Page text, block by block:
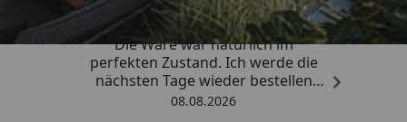
„Hervorragend schnelle Lieferung.
Die Ware war natürlich im
perfekten Zustand. Ich werde die
nächsten Tage wieder bestellen
Grüße an die Belegschaft gute
08.08.2026